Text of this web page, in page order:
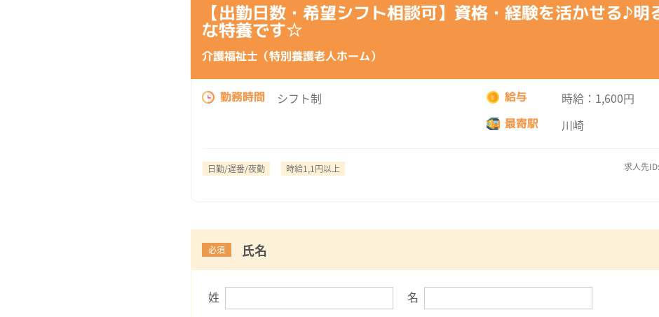
【出勤日数・希望シフト相談可】資格・経験を活かせる♪明
な特養です☆
介護福祉士（特別養護老人ホーム）
勤務時間 シフト制 給与 時給：1,600円
最寄駅 川崎
日勤/遅番/夜勤 時給1,1円以上 求人先
必須 氏名
姓 名